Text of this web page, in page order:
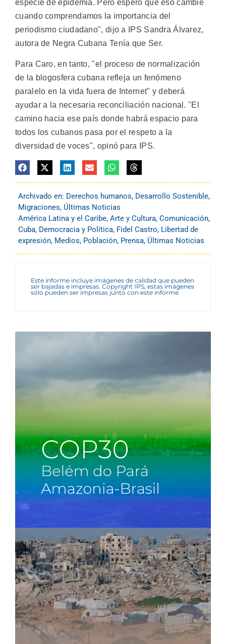
especie de epidemia. Pero espero que eso cambie
cuando comprendamos la importancia del
periodismo ciudadano", dijo a IPS Sandra Álvarez,
autora de Negra Cubana Tenía que Ser.
Para Caro, en tanto, "el proceso de normalización
de la blogosfera cubana refleja un fenómeno
paralelo en la vida fuera de Internet" y deberá
ayudar a la necesaria reconciliación nacional. "El
camino hacia ese país donde habrá espacio para
todos los cubanos pasa por el respeto a la
diversidad de voces", opinó para IPS.
Archivado en: Derechos humanos, Desarrollo Sostenible,
Migraciones, Últimas Noticias
América Latina y el Caribe, Arte y Cultura, Comunicación,
Cuba, Democracia y Política, Fidel Castro, Libertad de
expresión, Medios, Población, Prensa, Últimas Noticias
Este informe incluye imágenes de calidad que pueden
ser bajadas e impresas. Copyright IPS, estas imágenes
sólo pueden ser impresas junto con este informe